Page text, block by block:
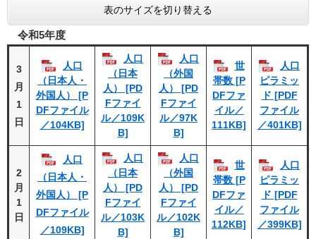
表のサイズを切り替える
令和5年度
3
月
1
日
人口
（日本人・
外国人） [P
DFファイル
／104KB]
人口
（日本
人） [PD
Fファイ
ル／109K
B]
人口
（外国
人） [PD
Fファイ
ル／97K
B]
世
帯数 [P
DFファ
イル／
111KB]
人口
ピラミッ
ド [PDF
ファイル
／401KB]
2
月
1
日
人口
（日本人・
外国人） [P
DFファイル
／109KB]
人口
（日本
人） [PD
Fファイ
ル／103K
B]
人口
（外国
人） [PD
Fファイ
ル／102K
B]
世
帯数 [P
DFファ
イル／
112KB]
人口
ピラミッ
ド [PDF
ファイル
／399KB]